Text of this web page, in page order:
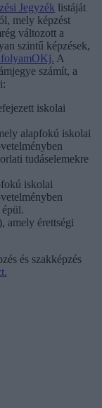
Jegyzék listáját
mely képzést
változott a
szintű képzések,
A
számít, a
iskolai
alapfokú iskolai
tudáselemekre
iskolai
amely érettségi
és szakképzés